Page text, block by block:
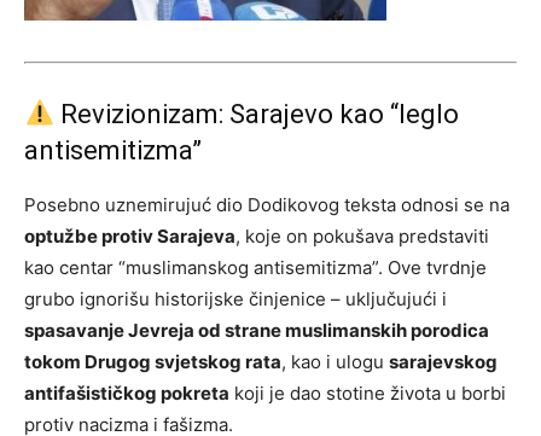
Revizionizam: Sarajevo kao “leglo
antisemitizma”
Posebno uznemirujuć dio Dodikovog teksta odnosi se na
optužbe protiv Sarajeva, koje on pokušava predstaviti
kao centar “muslimanskog antisemitizma”. Ove tvrdnje
grubo ignorišu historijske činjenice – uključujući i
spasavanje Jevreja od strane muslimanskih porodica
tokom Drugog svjetskog rata, kao i ulogu sarajevskog
antifašističkog pokreta koji je dao stotine života u borbi
protiv nacizma i fašizma.